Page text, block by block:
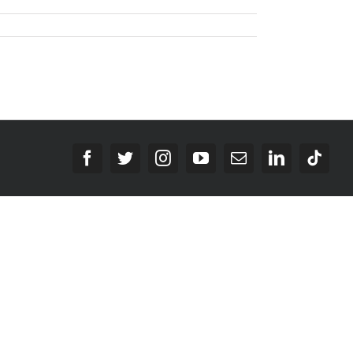
Facebook
TwitterInstagram
YouTube
E-
LinkedIn